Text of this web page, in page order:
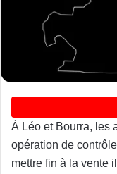
À Léo et Bourra, les
opération de
mettre fin à la vente